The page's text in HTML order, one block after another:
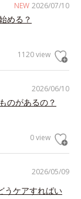
NEW 2026/07/10
める？
1120 view
2026/06/10
のがあるの？
0 view
2026/05/09
うケアすればい